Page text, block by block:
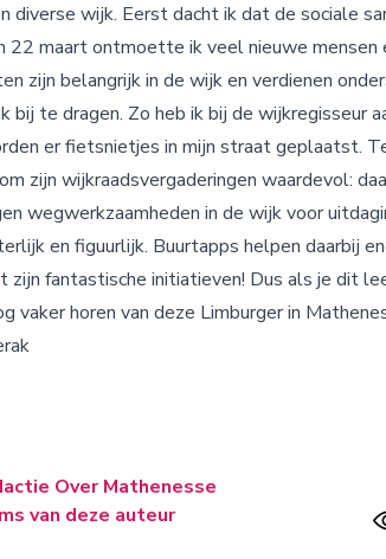
diverse wijk. Eerst dacht ik dat de sociale
22 maart ontmoette ik veel nieuwe
zijn belangrijk in de wijk en verdienen
bij te dragen. Zo heb ik bij de wijkregisseur
er fietsnietjes in mijn straat geplaatst.
zijn wijkraadsvergaderingen waardevol:
wegwerkzaamheden in de wijk voor
en figuurlijk. Buurtapps helpen daarbij
zijn fantastische initiatieven! Dus als je dit
vaker horen van deze Limburger in
Over Mathenesse
van deze auteur